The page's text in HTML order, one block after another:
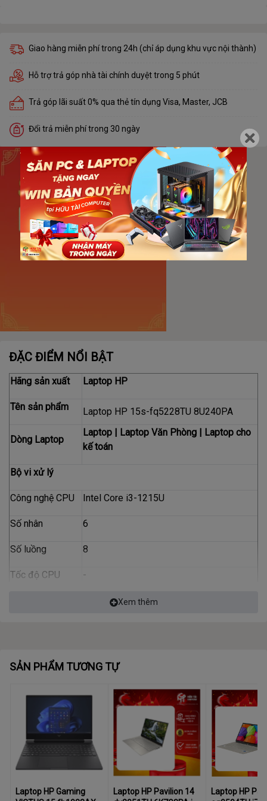
Giao hàng miễn phí trong 24h (chỉ áp dụng khu vực nội thành)
Hỗ trợ trả góp nhà tài chính duyệt trong 5 phút
Trả góp lãi suất 0% qua thẻ tín dụng Visa, Master, JCB
Đổi trả miễn phí trong 30 ngày
ĐẶC ĐIỂM NỔI BẬT
Hãng sản xuất Laptop HP
Tên sản phẩm Laptop HP 15s-fq5228TU 8U240PA
Dòng Laptop
Laptop | Laptop Văn Phòng | Laptop cho
kế toán
Bộ vi xử lý
Công nghệ CPU Intel Core i3-1215U
Số nhân 6
Số luồng 8
Tốc độ CPU -
4.40 GHz
Loại RAM
Tốc độ Bus RAM 3200 MHz
Số khe cắm 1 khe
đa
-
Xem thêm
SẢN PHẨM TƯƠNG TỰ
Laptop HP Gaming
Laptop HP Pavilion 14
Laptop HP